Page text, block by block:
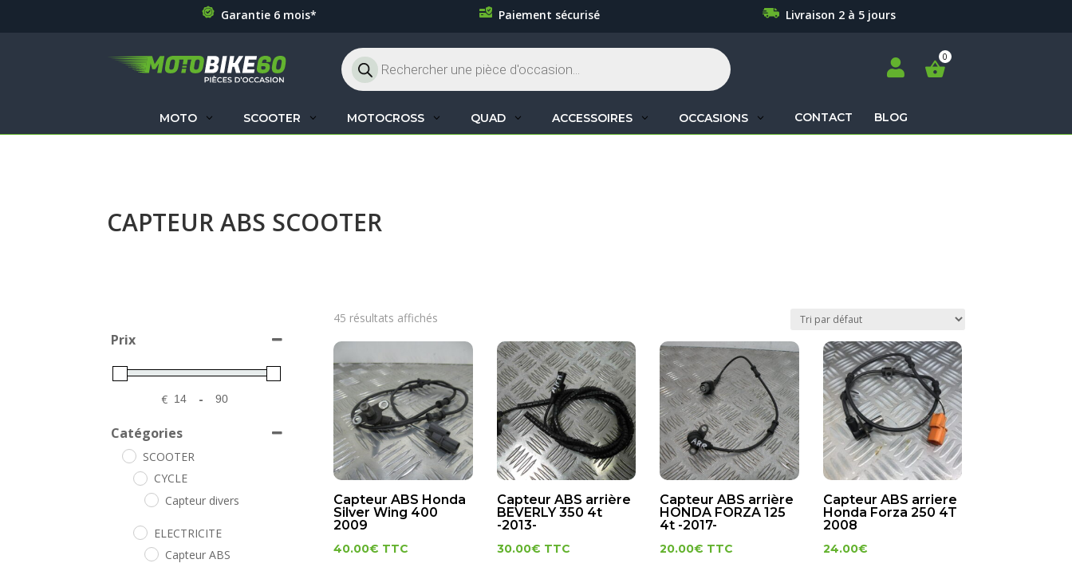
Garantie 6 mois* Paiement sécurisé Livraison 2 à 5 jours
Recherche
de
produits

MOTO SCOOTER MOTOCROSS QUAD ACCESSOIRES OCCASIONS CONTACT BLOG
CAPTEUR ABS SCOOTER
Prix
€
Minimum Price
-
Maximum Price
Catégories
SCOOTER
CYCLE
Capteur divers
ELECTRICITE
Capteur ABS
45 résultats affichés
Capteur ABS Honda
Silver Wing 400
2009
40.00€ TTC
Capteur ABS arrière
BEVERLY 350 4t
-2013-
30.00€ TTC
Capteur ABS arrière
HONDA FORZA 125
4t -2017-
20.00€ TTC
Capteur ABS arriere
Honda Forza 250 4T
2008
24.00€